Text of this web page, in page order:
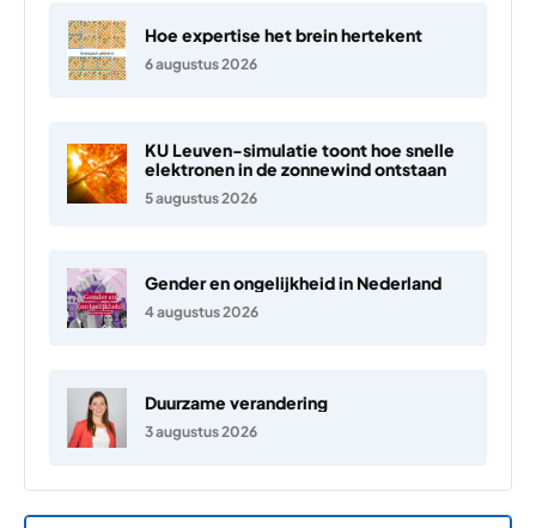
Hoe expertise het brein hertekent
6 augustus 2026
KU Leuven-simulatie toont hoe snelle
elektronen in de zonnewind ontstaan
5 augustus 2026
Gender en ongelijkheid in Nederland
4 augustus 2026
Duurzame verandering
3 augustus 2026